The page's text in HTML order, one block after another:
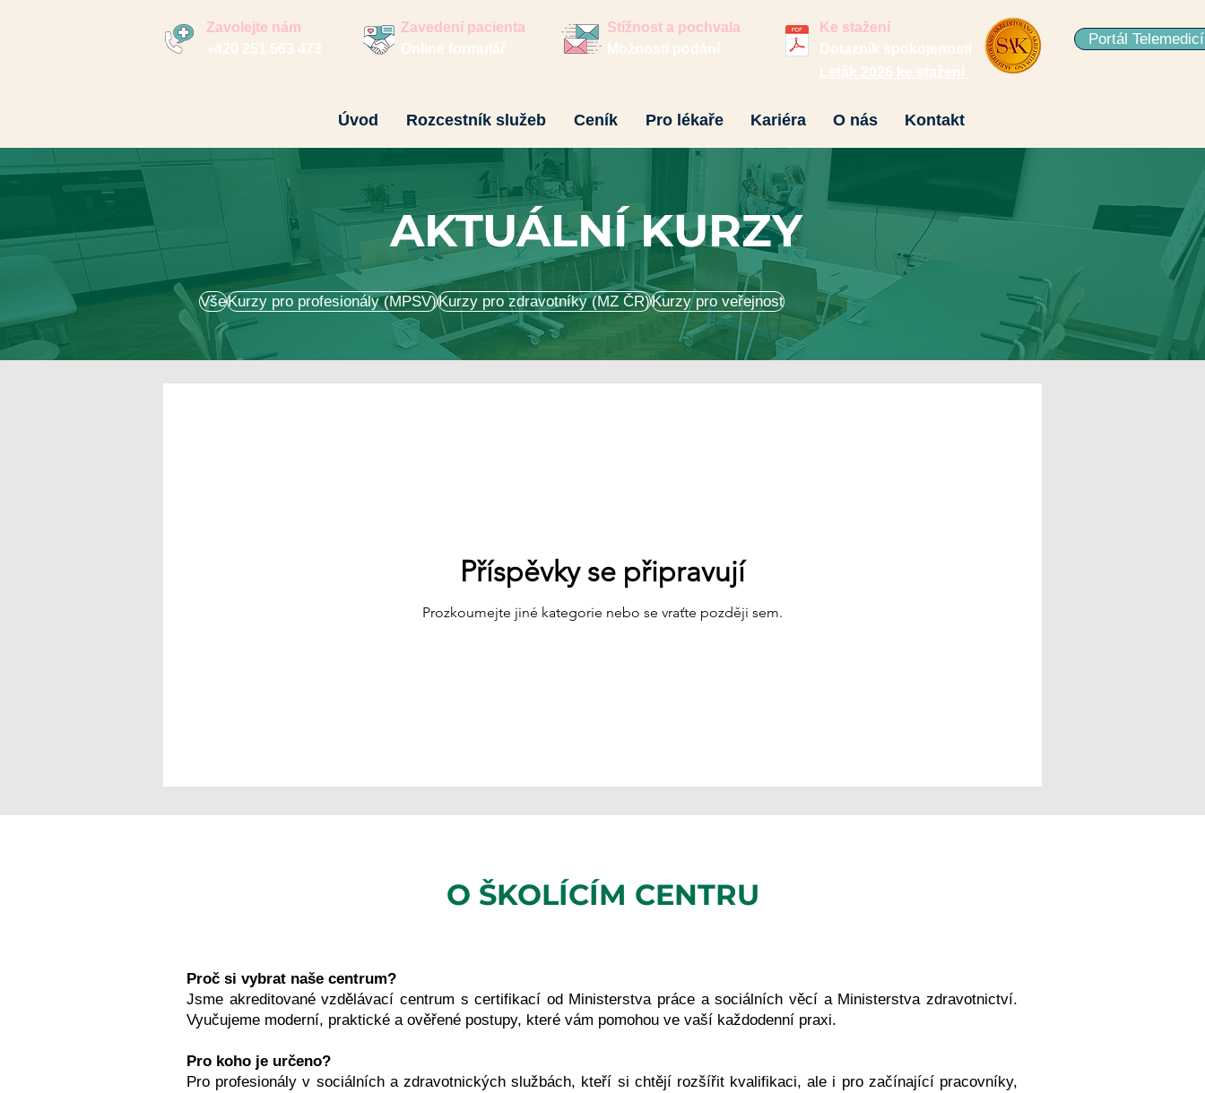
Zavolejte nám
+420 251 563 473
Zavedení pacienta
Online formulář
Stížnost a pochvala
Možnosti podání
Ke stažení
Dotazník spokojenosti
Leták 2026 ke stažení
Portál
Úvod Rozcestník služeb Ceník Pro lékaře Kariéra O nás Kontakt
AKTUÁLNÍ KURZY
VšeKurzy pro profesionály (MPSV)Kurzy pro zdravotníky (MZ ČR)Kurzy pro veřejnost
Příspěvky se připravují
Prozkoumejte jiné kategorie nebo se vraťte později sem.
O ŠKOLÍCÍM CENTRU
Proč si vybrat naše centrum?
Jsme akreditované vzdělávací centrum s certifikací od Ministerstva práce a sociálních věcí a Ministerstva zdravotnictví.
Vyučujeme moderní, praktické a ověřené postupy, které vám pomohou ve vaší každodenní praxi.
Pro koho je určeno?
Pro profesionály v sociálních a zdravotnických službách, kteří si chtějí rozšířit kvalifikaci, ale i pro začínající pracovníky,